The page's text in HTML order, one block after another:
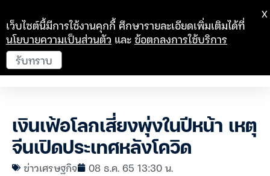
เงินเฟ้อโลกเสี่ยงพุ่งในปีหน้า เหตุ
จีนเปิดประเทศหลังโควิด
ข่าวเศรษฐกิจ 08 ธ.ค. 65 13:30 น.
เว็บไซต์นี้มีการใช้งานคุกกี้ ศึกษารายละเอียดเพิ่มเติมได้ที่
นโยบายความเป็นส่วนตัว และข้อตกลงการใช้บริการ
รับทราบ
X